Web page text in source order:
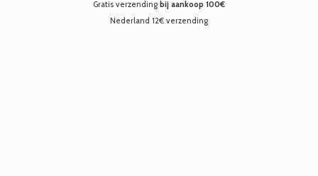
Gratis verzending bij aankoop 100€
Nederland 12€ verzending